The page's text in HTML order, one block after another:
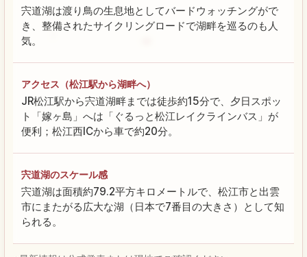
宍道湖は渡り鳥の生息地としてバードウォッチングがで
き、整備されたサイクリングロードで湖畔を巡るのも人
気。
アクセス（松江駅から湖畔へ）
JR松江駅から宍道湖畔までは徒歩約15分で、夕日スポッ
ト「嫁ヶ島」へは「ぐるっと松江レイクラインバス」が
便利；松江西ICから車で約20分。
宍道湖のスケール感
宍道湖は面積約79.2平方キロメートルで、松江市と出雲
市にまたがる広大な湖（日本で7番目の大きさ）として知
られる。